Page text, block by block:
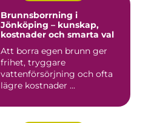
Brunnsborrning i
Jönköping – kunskap,
kostnader och smarta val
Att borra egen brunn ger
frihet, tryggare
vattenförsörjning och ofta
lägre kostnader ...